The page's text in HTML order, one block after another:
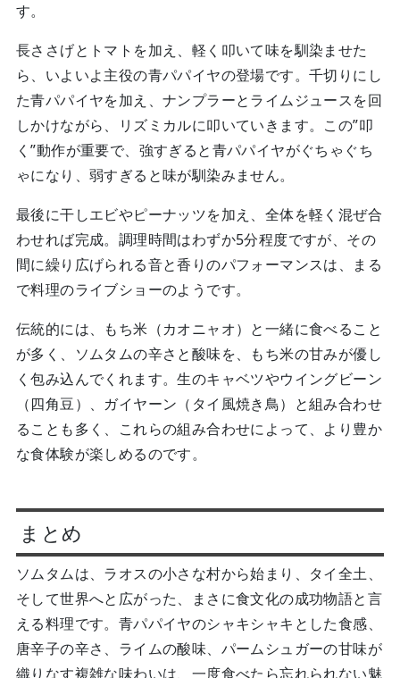
す。
長ささげとトマトを加え、軽く叩いて味を馴染ませた
ら、いよいよ主役の青パパイヤの登場です。千切りにし
た青パパイヤを加え、ナンプラーとライムジュースを回
しかけながら、リズミカルに叩いていきます。この”叩
く”動作が重要で、強すぎると青パパイヤがぐちゃぐち
ゃになり、弱すぎると味が馴染みません。
最後に干しエビやピーナッツを加え、全体を軽く混ぜ合
わせれば完成。調理時間はわずか5分程度ですが、その
間に繰り広げられる音と香りのパフォーマンスは、まる
で料理のライブショーのようです。
伝統的には、もち米（カオニャオ）と一緒に食べること
が多く、ソムタムの辛さと酸味を、もち米の甘みが優し
く包み込んでくれます。生のキャベツやウイングビーン
（四角豆）、ガイヤーン（タイ風焼き鳥）と組み合わせ
ることも多く、これらの組み合わせによって、より豊か
な食体験が楽しめるのです。
まとめ
ソムタムは、ラオスの小さな村から始まり、タイ全土、
そして世界へと広がった、まさに食文化の成功物語と言
える料理です。青パパイヤのシャキシャキとした食感、
唐辛子の辛さ、ライムの酸味、パームシュガーの甘味が
織りなす複雑な味わいは、一度食べたら忘れられない魅